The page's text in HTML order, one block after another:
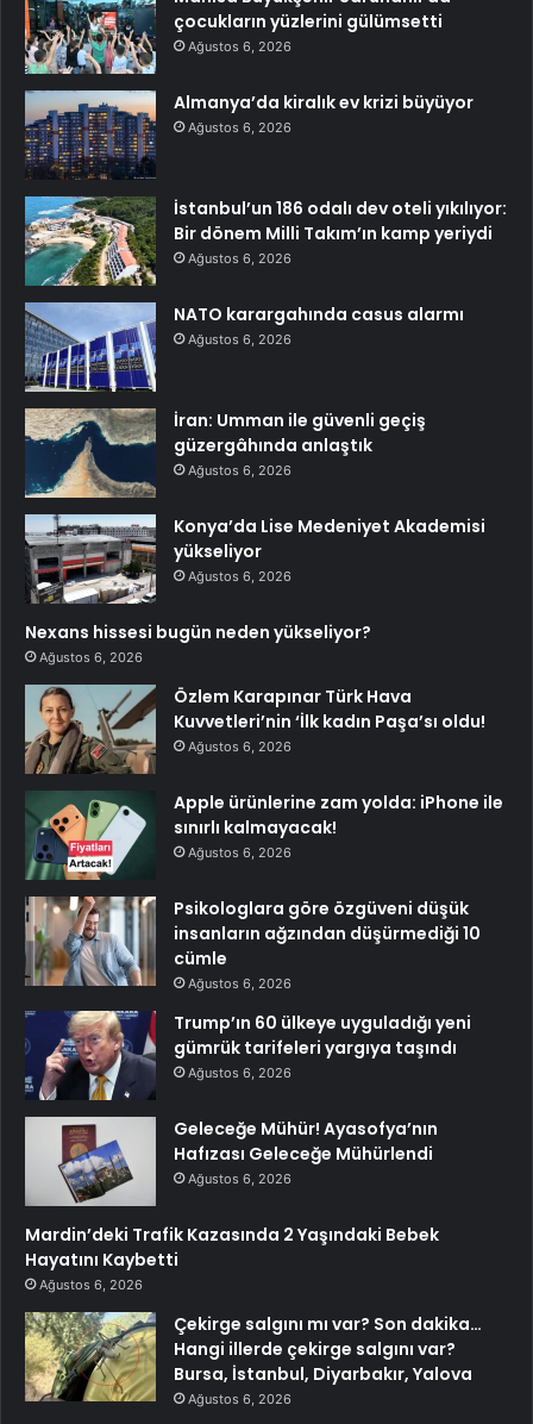
çocukların yüzlerini gülümsetti
Ağustos 6, 2026
Almanya’da kiralık ev krizi büyüyor
Ağustos 6, 2026
İstanbul’un 186 odalı dev oteli yıkılıyor:
Bir dönem Milli Takım’ın kamp yeriydi
Ağustos 6, 2026
NATO karargahında casus alarmı
Ağustos 6, 2026
İran: Umman ile güvenli geçiş
güzergâhında anlaştık
Ağustos 6, 2026
Konya’da Lise Medeniyet Akademisi
yükseliyor
Ağustos 6, 2026
Nexans hissesi bugün neden yükseliyor?
Ağustos 6, 2026
Özlem Karapınar Türk Hava
Kuvvetleri’nin ‘İlk kadın Paşa’sı oldu!
Ağustos 6, 2026
Apple ürünlerine zam yolda: iPhone ile
sınırlı kalmayacak!
Ağustos 6, 2026
Psikologlara göre özgüveni düşük
insanların ağzından düşürmediği 10
cümle
Ağustos 6, 2026
Trump’ın 60 ülkeye uyguladığı yeni
gümrük tarifeleri yargıya taşındı
Ağustos 6, 2026
Geleceğe Mühür! Ayasofya’nın
Hafızası Geleceğe Mühürlendi
Ağustos 6, 2026
Mardin’deki Trafik Kazasında 2 Yaşındaki Bebek
Hayatını Kaybetti
Ağustos 6, 2026
Çekirge salgını mı var? Son dakika…
Hangi illerde çekirge salgını var?
Bursa, İstanbul, Diyarbakır, Yalova
Ağustos 6, 2026